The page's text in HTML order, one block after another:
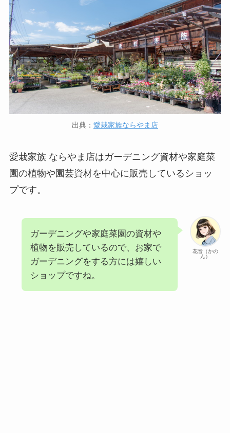
出典： 愛栽家族ならやま店
愛栽家族 ならやま店はガーデニング資材や家庭菜
園の植物や園芸資材を中心に販売しているショッ
プです。
花音（かの
ん）
ガーデニングや家庭菜園の資材や
植物を販売しているので、お家で
ガーデニングをする方には嬉しい
ショップですね。